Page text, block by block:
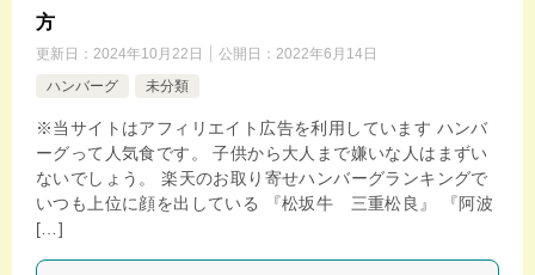
方
更新日： 2024年10月22日 公開日： 2022年6月14日
ハンバーグ
未分類
※当サイトはアフィリエイト広告を利用しています ハンバ
ーグって人気食です。 子供から大人まで嫌いな人はまずい
ないでしょう。 楽天のお取り寄せハンバーグランキングで
いつも上位に顔を出している 『松坂牛 三重松良』 『阿波
[…]